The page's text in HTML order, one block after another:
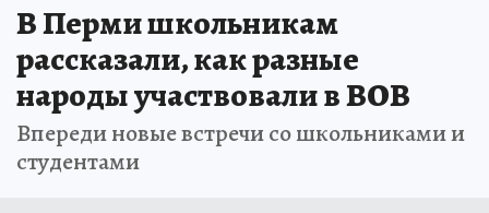
В Перми школьникам
рассказали, как разные
народы участвовали в ВОВ
Впереди новые встречи со школьниками и
студентами